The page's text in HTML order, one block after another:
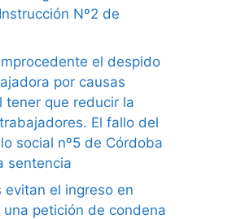
Nº2 de
el despido
por causas
tener que reducir la
El fallo del
social nº5 de Córdoba
sentencia
evitan el ingreso en
una petición de condena